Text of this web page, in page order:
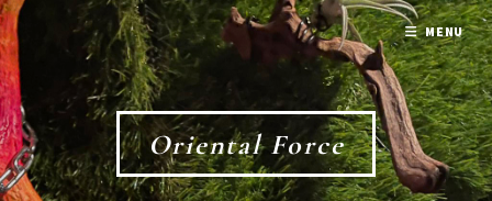
Oriental Force
MENU